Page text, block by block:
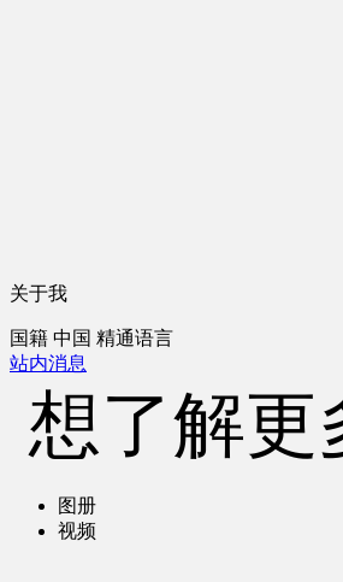
关于我
国籍 中国 精通语言
站内消息
想了解更
图册
视频